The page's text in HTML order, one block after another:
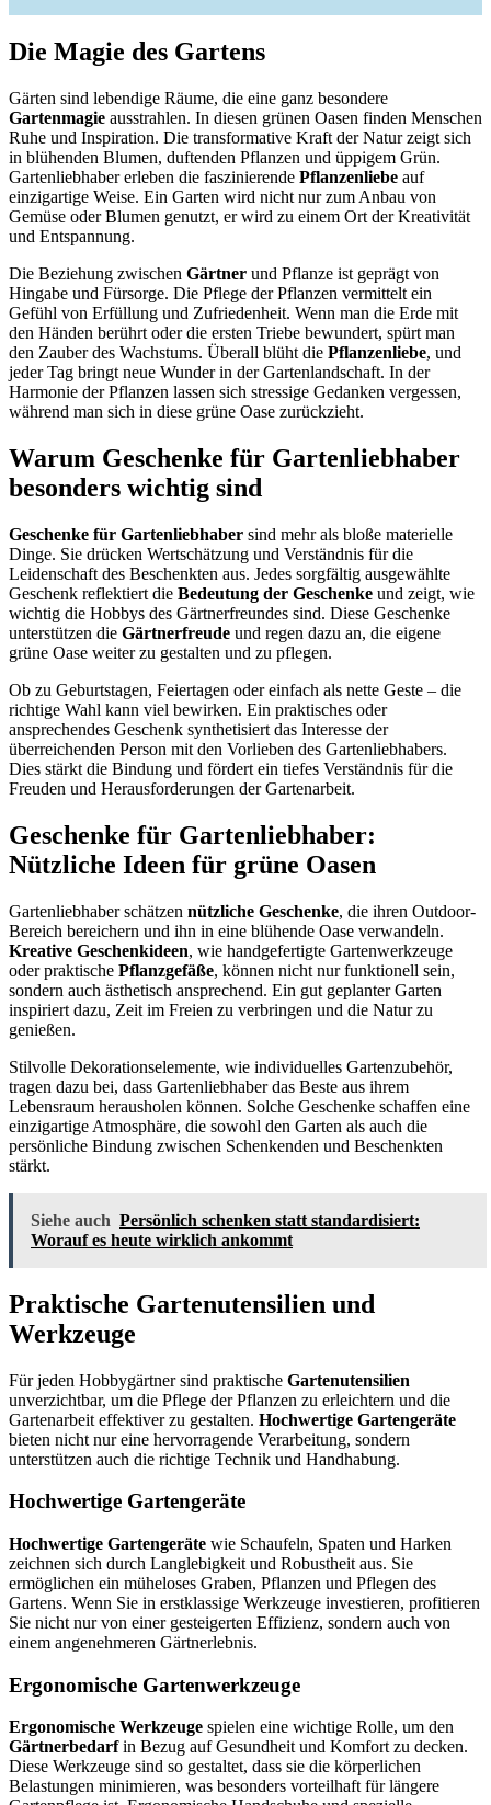
Die Magie des Gartens
Gärten sind lebendige Räume, die eine ganz besondere
Gartenmagie ausstrahlen. In diesen grünen Oasen finden Menschen
Ruhe und Inspiration. Die transformative Kraft der Natur zeigt sich
in blühenden Blumen, duftenden Pflanzen und üppigem Grün.
Gartenliebhaber erleben die faszinierende Pflanzenliebe auf
einzigartige Weise. Ein Garten wird nicht nur zum Anbau von
Gemüse oder Blumen genutzt, er wird zu einem Ort der Kreativität
und Entspannung.
Die Beziehung zwischen Gärtner und Pflanze ist geprägt von
Hingabe und Fürsorge. Die Pflege der Pflanzen vermittelt ein
Gefühl von Erfüllung und Zufriedenheit. Wenn man die Erde mit
den Händen berührt oder die ersten Triebe bewundert, spürt man
den Zauber des Wachstums. Überall blüht die Pflanzenliebe, und
jeder Tag bringt neue Wunder in der Gartenlandschaft. In der
Harmonie der Pflanzen lassen sich stressige Gedanken vergessen,
während man sich in diese grüne Oase zurückzieht.
Warum Geschenke für Gartenliebhaber
besonders wichtig sind
Geschenke für Gartenliebhaber sind mehr als bloße materielle
Dinge. Sie drücken Wertschätzung und Verständnis für die
Leidenschaft des Beschenkten aus. Jedes sorgfältig ausgewählte
Geschenk reflektiert die Bedeutung der Geschenke und zeigt, wie
wichtig die Hobbys des Gärtnerfreundes sind. Diese Geschenke
unterstützen die Gärtnerfreude und regen dazu an, die eigene
grüne Oase weiter zu gestalten und zu pflegen.
Ob zu Geburtstagen, Feiertagen oder einfach als nette Geste – die
richtige Wahl kann viel bewirken. Ein praktisches oder
ansprechendes Geschenk synthetisiert das Interesse der
überreichenden Person mit den Vorlieben des Gartenliebhabers.
Dies stärkt die Bindung und fördert ein tiefes Verständnis für die
Freuden und Herausforderungen der Gartenarbeit.
Geschenke für Gartenliebhaber:
Nützliche Ideen für grüne Oasen
Gartenliebhaber schätzen nützliche Geschenke, die ihren Outdoor-
Bereich bereichern und ihn in eine blühende Oase verwandeln.
Kreative Geschenkideen, wie handgefertigte Gartenwerkzeuge
oder praktische Pflanzgefäße, können nicht nur funktionell sein,
sondern auch ästhetisch ansprechend. Ein gut geplanter Garten
inspiriert dazu, Zeit im Freien zu verbringen und die Natur zu
genießen.
Stilvolle Dekorationselemente, wie individuelles Gartenzubehör,
tragen dazu bei, dass Gartenliebhaber das Beste aus ihrem
Lebensraum herausholen können. Solche Geschenke schaffen eine
einzigartige Atmosphäre, die sowohl den Garten als auch die
persönliche Bindung zwischen Schenkenden und Beschenkten
stärkt.
Siehe auch Persönlich schenken statt standardisiert:
Worauf es heute wirklich ankommt
Praktische Gartenutensilien und
Werkzeuge
Für jeden Hobbygärtner sind praktische Gartenutensilien
unverzichtbar, um die Pflege der Pflanzen zu erleichtern und die
Gartenarbeit effektiver zu gestalten. Hochwertige Gartengeräte
bieten nicht nur eine hervorragende Verarbeitung, sondern
unterstützen auch die richtige Technik und Handhabung.
Hochwertige Gartengeräte
Hochwertige Gartengeräte wie Schaufeln, Spaten und Harken
zeichnen sich durch Langlebigkeit und Robustheit aus. Sie
ermöglichen ein müheloses Graben, Pflanzen und Pflegen des
Gartens. Wenn Sie in erstklassige Werkzeuge investieren, profitieren
Sie nicht nur von einer gesteigerten Effizienz, sondern auch von
einem angenehmeren Gärtnerlebnis.
Ergonomische Gartenwerkzeuge
Ergonomische Werkzeuge spielen eine wichtige Rolle, um den
Gärtnerbedarfin Bezug auf Gesundheit und Komfort zu decken.
Diese Werkzeuge sind so gestaltet, dass sie die körperlichen
Belastungen minimieren, was besonders vorteilhaft für längere